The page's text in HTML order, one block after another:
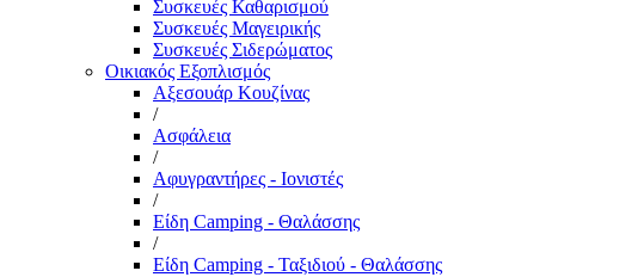
Συσκευές Καθαρισμού
Συσκευές Μαγειρικής
Συσκευές Σιδερώματος
Οικιακός Εξοπλισμός
Αξεσουάρ Κουζίνας
/
Ασφάλεια
/
Αφυγραντήρες - Ιονιστές
/
Είδη Camping - Θαλάσσης
/
Είδη Camping - Ταξιδιού - Θαλάσσης